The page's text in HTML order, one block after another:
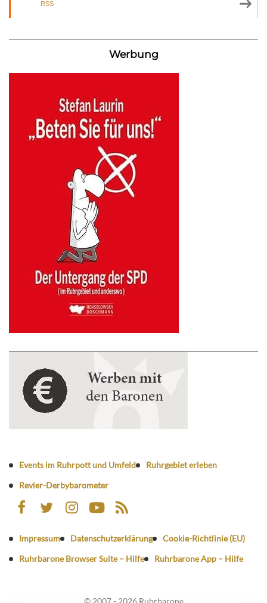
RSS
Werbung
Events im Ruhrpott und Umfeld
Ruhrgebiet erleben
Revier-Derbybarometer
Impressum Datenschutzerklärung
Cookie-Richtlinie (EU)
Ruhrbarone Browser Suite – Hilfe
Ruhrbarone App – Hilfe